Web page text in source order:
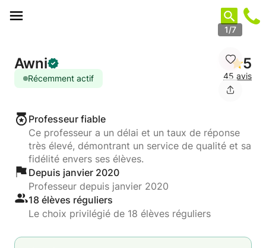
1/7
Awni
Récemment actif
5
45 avis
Professeur fiable
Ce professeur a un délai et un taux de réponse
très élevé, démontrant un service de qualité et sa
fidélité envers ses élèves.
Depuis janvier 2020
Professeur depuis janvier 2020
18 élèves réguliers
Le choix privilégié de 18 élèves réguliers